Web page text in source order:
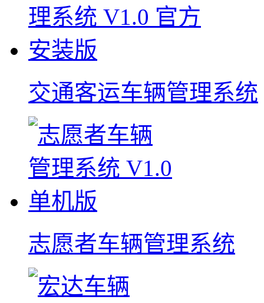
交通客运车辆管理系统
志愿者车辆管理系统